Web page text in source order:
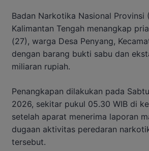
Badan Narkotika Nasional Provinsi
Kalimantan Tengah menangkap
(27), warga Desa Penyang,
dengan barang bukti sabu dan
miliaran rupiah.
Penangkapan dilakukan pada
2026, sekitar pukul 05.30 WIB di
setelah aparat menerima laporan
dugaan aktivitas peredaran
tersebut.